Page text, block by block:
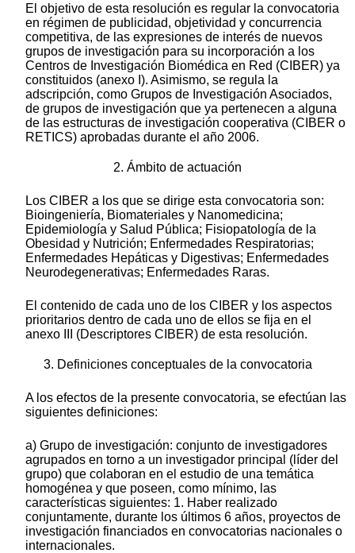
El objetivo de esta resolución es regular la convocatoria
en régimen de publicidad, objetividad y concurrencia
competitiva, de las expresiones de interés de nuevos
grupos de investigación para su incorporación a los
Centros de Investigación Biomédica en Red (CIBER) ya
constituidos (anexo I). Asimismo, se regula la
adscripción, como Grupos de Investigación Asociados,
de grupos de investigación que ya pertenecen a alguna
de las estructuras de investigación cooperativa (CIBER o
RETICS) aprobadas durante el año 2006.
2. Ámbito de actuación
Los CIBER a los que se dirige esta convocatoria son:
Bioingeniería, Biomateriales y Nanomedicina;
Epidemiología y Salud Pública; Fisiopatología de la
Obesidad y Nutrición; Enfermedades Respiratorias;
Enfermedades Hepáticas y Digestivas; Enfermedades
Neurodegenerativas; Enfermedades Raras.
El contenido de cada uno de los CIBER y los aspectos
prioritarios dentro de cada uno de ellos se fija en el
anexo III (Descriptores CIBER) de esta resolución.
3. Definiciones conceptuales de la convocatoria
A los efectos de la presente convocatoria, se efectúan las
siguientes definiciones:
a) Grupo de investigación: conjunto de investigadores
agrupados en torno a un investigador principal (líder del
grupo) que colaboran en el estudio de una temática
homogénea y que poseen, como mínimo, las
características siguientes: 1. Haber realizado
conjuntamente, durante los últimos 6 años, proyectos de
investigación financiados en convocatorias nacionales o
internacionales.